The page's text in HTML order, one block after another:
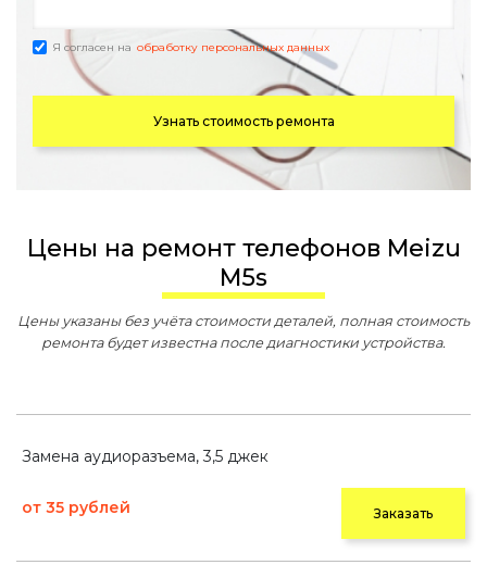
Я согласен на обработку персональных данных
Узнать стоимость ремонта
Цены на ремонт телефонов Meizu
M5s
Цены указаны без учёта стоимости деталей, полная стоимость
ремонта будет известна после диагностики устройства.
Замена аудиоразъема, 3,5 джек
от 35 рублей Заказать